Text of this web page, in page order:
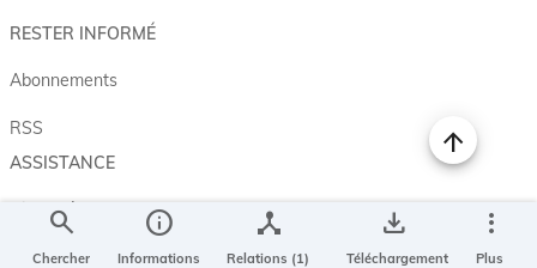
search
Chercher
info
Informations
device_hub
Relations (1)
save_alt
Téléchargement
more_vert
Plus
RESTER INFORMÉ
Abonnements
RSS
ASSISTANCE
Aide et à propos
Projet Casemates